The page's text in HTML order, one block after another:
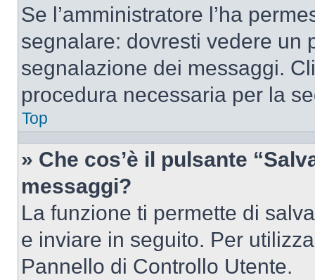
Se l’amministratore l’ha
segnalare: dovresti vedere un
segnalazione dei messaggi.
procedura necessaria per la
Top
» Che cos’è il pulsante
messaggi?
La funzione ti permette di
e inviare in seguito. Per
Pannello di Controllo Utente.